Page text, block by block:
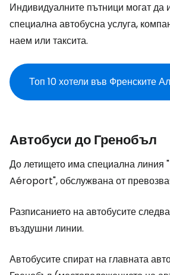
Индивидуалните пътници могат да
специална автобусна услуга,
наем или таксита.
Топ 10 хотели във Френските
Автобуси до Гренобъл
До летището има специална
Aéroport", обслужвана от
Разписанието на автобусите
въздушни линии.
Автобусите спират на главната